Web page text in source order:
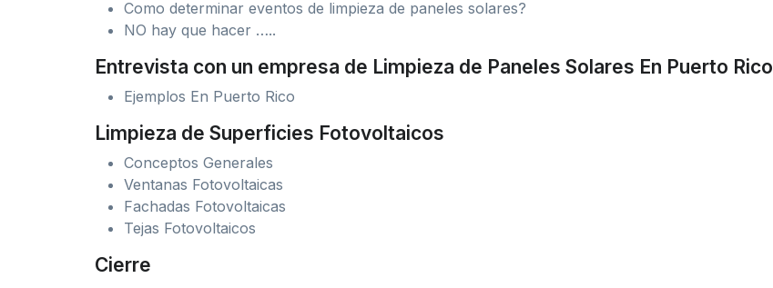
Como determinar eventos de limpieza de paneles solares?
NO hay que hacer …..
Entrevista con un empresa de Limpieza de Paneles Solares En Puerto Rico
Ejemplos En Puerto Rico
Limpieza de Superficies Fotovoltaicos
Conceptos Generales
Ventanas Fotovoltaicas
Fachadas Fotovoltaicas
Tejas Fotovoltaicos
Cierre